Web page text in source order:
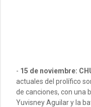
- 15 de noviembre:
actuales del prolífico
de canciones, con una
Yuvisney Aguilar y la